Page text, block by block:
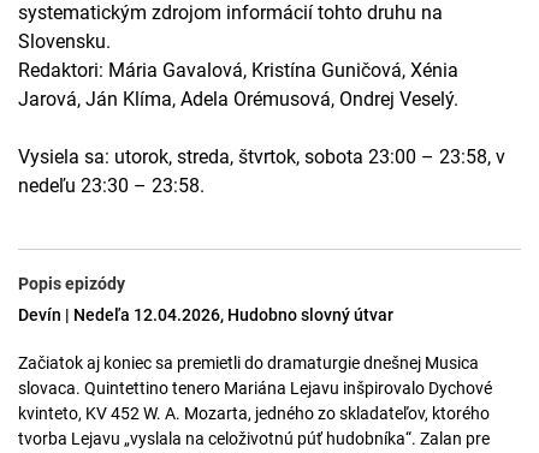
systematickým zdrojom informácií tohto druhu na
Slovensku.
Redaktori: Mária Gavalová, Kristína Guničová, Xénia
Jarová, Ján Klíma, Adela Orémusová, Ondrej Veselý.
Vysiela sa: utorok, streda, štvrtok, sobota 23:00 – 23:58, v
nedeľu 23:30 – 23:58.
Popis epizódy
Devín | Nedeľa 12.04.2026, Hudobno slovný útvar
Začiatok aj koniec sa premietli do dramaturgie dnešnej Musica
slovaca. Quintettino tenero Mariána Lejavu inšpirovalo Dychové
kvinteto, KV 452 W. A. Mozarta, jedného zo skladateľov, ktorého
tvorba Lejavu „vyslala na celoživotnú púť hudobníka“. Zalan pre